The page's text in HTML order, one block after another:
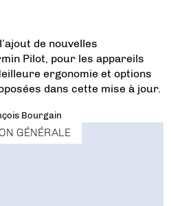
de nouvelles
Pilot, pour les appareils
ergonomie et options
dans cette mise à jour.
Bourgain
GÉNÉRALE